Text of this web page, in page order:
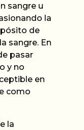
sangre u
la
de
sangre. En
pasar
y no
en
como
la